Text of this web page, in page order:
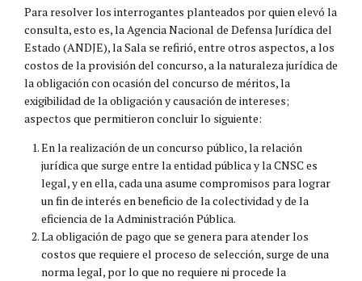
Para resolver los interrogantes planteados por quien elevó la
consulta, esto es, la Agencia Nacional de Defensa Jurídica del
Estado (ANDJE), la Sala se refirió, entre otros aspectos, a los
costos de la provisión del concurso, a la naturaleza jurídica de
la obligación con ocasión del concurso de méritos, la
exigibilidad de la obligación y causación de intereses;
aspectos que permitieron concluir lo siguiente:
En la realización de un concurso público, la relación
jurídica que surge entre la entidad pública y la CNSC es
legal, y en ella, cada una asume compromisos para lograr
un fin de interés en beneficio de la colectividad y de la
eficiencia de la Administración Pública.
La obligación de pago que se genera para atender los
costos que requiere el proceso de selección, surge de una
norma legal, por lo que no requiere ni procede la